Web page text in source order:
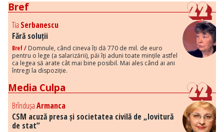
Bref
Tia Serbanescu
Fără soluții
Bref / Domnule, când cineva îți dă 770 de mil. de euro
pentru o lege (a salarizării), păi îți aduni toate mințile astfel
ca legea să arate cât mai bine posibil. Mai ales când ai ani
întregi la dispoziție.
Media Culpa
BrîndușaArmanca
CSM acuză presa și societatea civilă de „lovitură
de stat”